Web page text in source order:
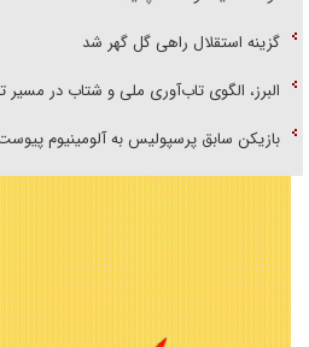
گزینه استقلال راهی گل گهر شد
البرز، الگوی تاب‌آوری ملی و شتاب در مسیر
بازیکن سابق پرسپولیس به آلومینیوم